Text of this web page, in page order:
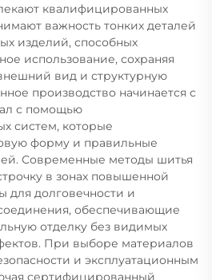
квалифицированных
важность тонких деталей
изделий, способных
использование, сохраняя
вид и структурную
производство начинается с
с помощью
систем, которые
форму и правильные
Современные методы шитья
в зонах повышенной
для долговечности и
обеспечивающие
отделку без видимых
При выборе материалов
и эксплуатационным
сертифицированный